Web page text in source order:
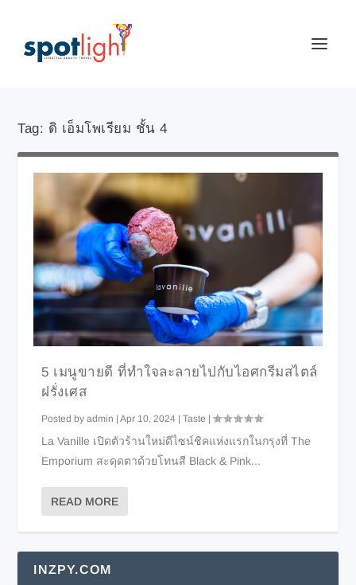
Tag: ดิ เอ็มโพเรียม ชั้น 4
5 เมนูขายดี ที่ทำใจละลายไปกับไอศกรีมสไตล์
ฝรั่งเศส
Posted byadmin |Apr 10, 2024 |Taste |
La Vanille เปิดตัวร้านใหม่ดีไซน์ชิคแห่งแรกในกรุงที่ The
Emporium สะดุดตาด้วยโทนสี Black & Pink...
READ MORE
INZPY.COM